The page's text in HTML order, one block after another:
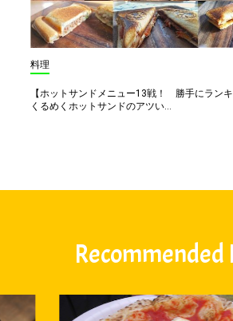
料理
【ホットサンドメニュー13戦！ 勝手にラン
くるめくホットサンドのアツい...
Recommended